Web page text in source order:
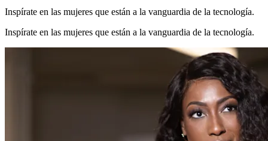
Inspírate en las mujeres que están a la vanguardia de la tecnología.
Inspírate en las mujeres que están a la vanguardia de la tecnología.